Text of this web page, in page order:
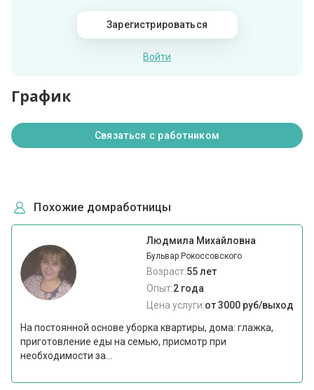
Зарегистрироваться
Войти
График
Связаться с работником
Похожие домработницы
Людмила Михайловна
Бульвар Рокоссовского
Возраст:55 лет
Опыт:2 года
Цена услуги:от 3000 руб/выход
На постоянной основе уборка квартиры, дома: глажка,
приготовление еды на семью, присмотр при
необходимости за...